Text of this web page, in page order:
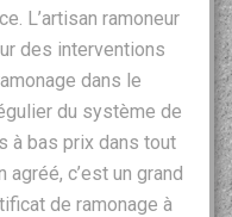
L’artisan ramoneur
des interventions
dans le
du système de
à bas prix dans tout
agréé, c’est un grand
de ramonage à